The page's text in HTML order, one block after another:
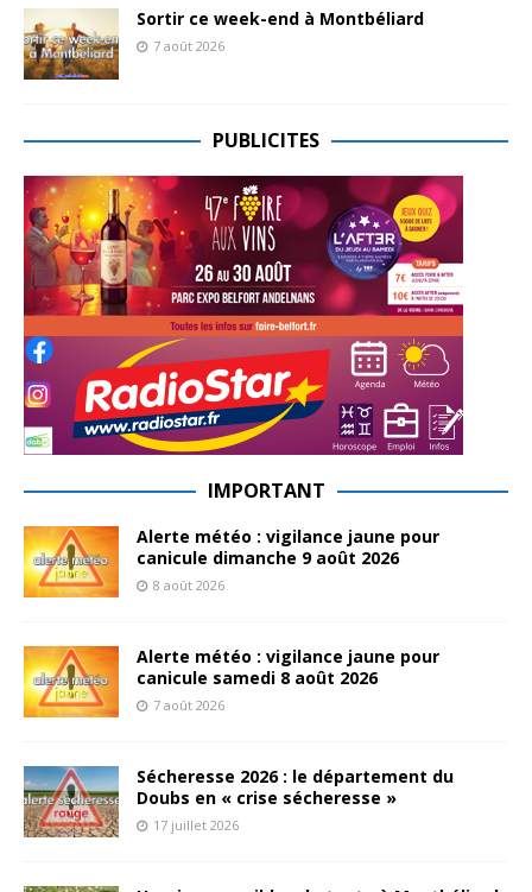
Sortir ce week-end à Montbéliard
7 août 2026
PUBLICITES
IMPORTANT
Alerte météo : vigilance jaune pour
canicule dimanche 9 août 2026
8 août 2026
Alerte météo : vigilance jaune pour
canicule samedi 8 août 2026
7 août 2026
Sécheresse 2026 : le département du
Doubs en « crise sécheresse »
17 juillet 2026